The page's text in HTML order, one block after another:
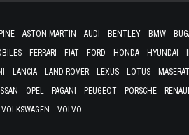
ASTON MARTIN AUDI BENTLEY BMW
FERRARI FIAT FORD HONDA HYUNDAI
LANCIA LAND ROVER LEXUS LOTUS MASERATI
OPEL PAGANI PEUGEOT PORSCHE
VOLKSWAGEN VOLVO